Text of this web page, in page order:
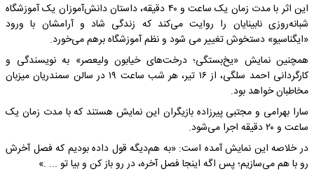
این اثر با مدت زمان یک ساعت و ۴۰ دقیقه، داستان دانش‌آموزان یک آموزشگاه
شبانه‌روزی نابینایان را روایت می‌کند که زندگی شاد و آرامشان با ورود
«ایگناسیو» دستخوش تغییر می شود و نظم آموزشگاه برهم می‌خورد.
همچنین نمایش «یخ‌بستگی؛ درخت‌های خیابون ولیعصر» به نویسندگی و
کارگردانی احمد سلگی، از ۱۶ تیر، هر شب ساعت ۱۹ در سالن سمندریان میزبان
مخاطبان خواهد بود.
سارا بهرامی و مجتبی پیرزاده بازیگران این نمایش هستند که با مدت زمان یک
ساعت و ۲۰ دقیقه اجرا می‌شود.
در خلاصه این نمایش آمده است: «به هم‌دیگه قول داده بودیم که فصل آخرش
رو با هم می‌سازیم؛ پس اگه اینجا فصل آخره، در رو باز کن و بیا تو ... .»